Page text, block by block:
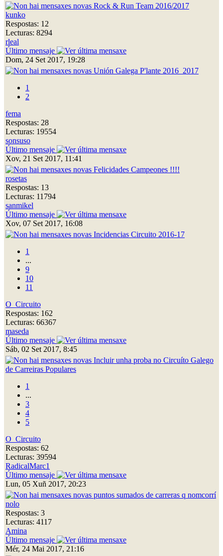
Rock & Run Team 2016/2017
kunko
Respostas: 12
Lecturas: 8294
rleal
Último mensaje
Dom, 24 Set 2017, 19:28
Unión Galega P'lante 2016_2017
1
2
fema
Respostas: 28
Lecturas: 19554
sonsuso
Último mensaje
Xov, 21 Set 2017, 11:41
Felicidades Campeones !!!!
rosetas
Respostas: 13
Lecturas: 11794
sanmikel
Último mensaje
Xov, 07 Set 2017, 16:08
Incidencias Circuito 2016-17
1
...
9
10
11
O_Circuito
Respostas: 162
Lecturas: 66367
maseda
Último mensaje
Sáb, 02 Set 2017, 8:45
Incluir unha proba no Circuíto Galego
de Carreiras Populares
1
...
3
4
5
O_Circuito
Respostas: 62
Lecturas: 39594
RadicalMarc1
Último mensaje
Lun, 05 Xuñ 2017, 20:23
puntos sumados de carreras q nomcorrí
nolo
Respostas: 3
Lecturas: 4117
Amina
Último mensaje
Mér, 24 Mai 2017, 21:16